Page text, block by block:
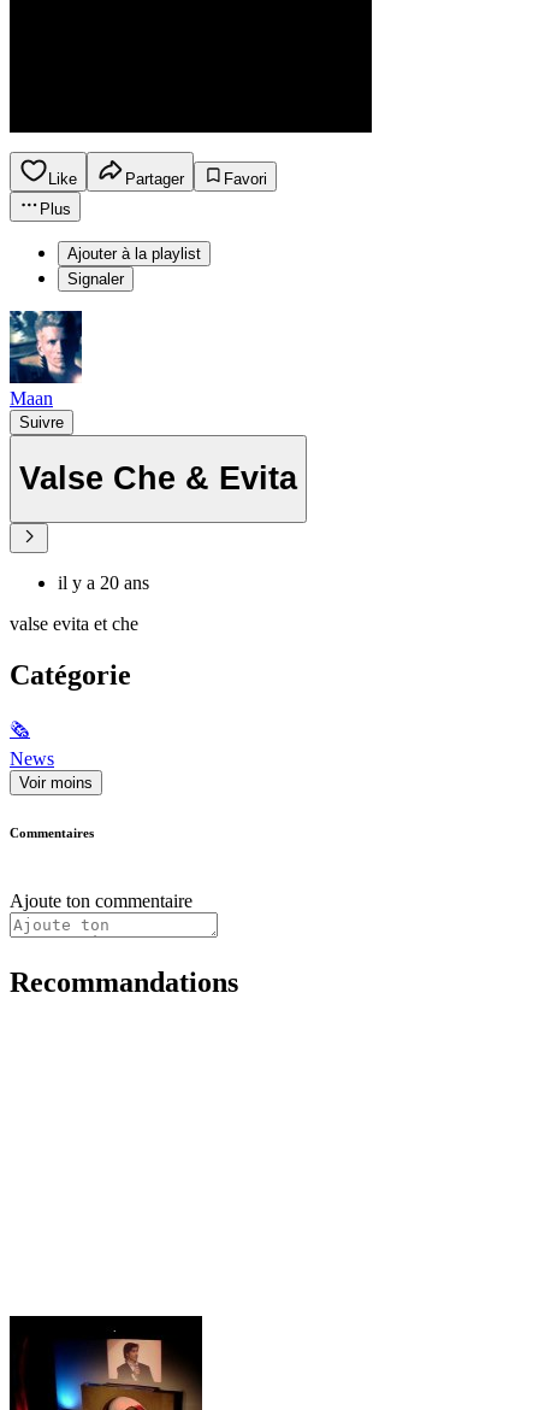
Like Partager
Favori
Plus
Ajouter à la playlist
Signaler
Maan
Suivre
Valse Che & Evita
il y a 20 ans
valse evita et che
Catégorie
🗞
News
Voir moins
Commentaires
Ajoute ton commentaire
Recommandations